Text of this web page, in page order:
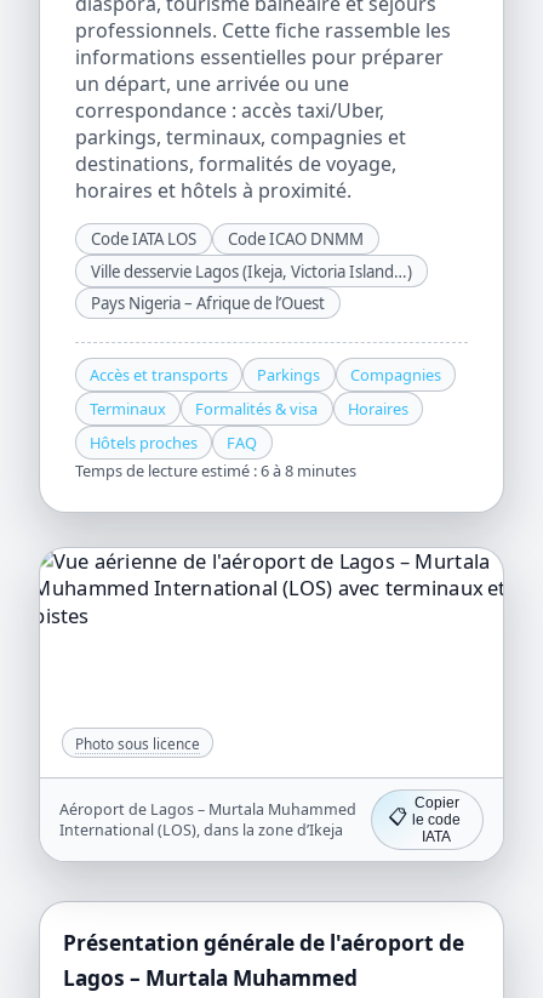
professionnels. Cette fiche rassemble les
informations essentielles pour préparer
un départ, une arrivée ou une
correspondance : accès taxi/Uber,
parkings, terminaux, compagnies et
destinations, formalités de voyage,
horaires et hôtels à proximité.
Code IATA LOS
Code ICAO DNMM
Ville desservie Lagos (Ikeja, Victoria Island…)
Pays Nigeria – Afrique de l’Ouest
Accès et transports Parkings
Compagnies
Terminaux
Formalités & visa
Horaires
Hôtels proches
FAQ
Temps de lecture estimé : 6 à 8 minutes
Photo sous licence
Aéroport de Lagos – Murtala Muhammed
International (LOS), dans la zone d’Ikeja
📋
Copier
le code
IATA
Présentation générale de l'aéroport de
Lagos – Murtala Muhammed